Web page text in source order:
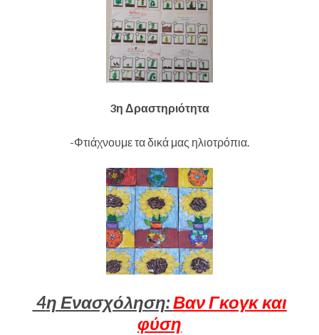
3η Δραστηριότητα
-Φτιάχνουμε τα δικά μας ηλιοτρόπια.
4η Ενασχόληση:Βαν Γκογκ και
φύση